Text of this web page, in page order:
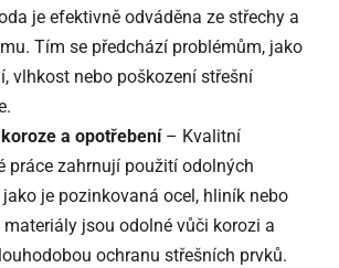
je efektivně odváděna ze střechy a
Tím se předchází problémům, jako
vlhkost nebo poškození střešní
a opotřebení– Kvalitní
práce zahrnují použití odolných
je pozinkovaná ocel, hliník nebo
materiály jsou odolné vůči korozi a
ochranu střešních prvků.